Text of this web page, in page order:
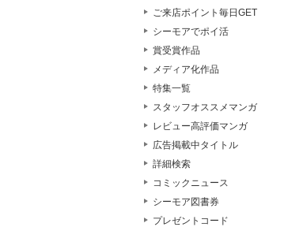
ご来店ポイント毎日GET
シーモアでポイ活
賞受賞作品
メディア化作品
特集一覧
スタッフオススメマンガ
レビュー高評価マンガ
広告掲載中タイトル
詳細検索
コミックニュース
シーモア図書券
プレゼントコード